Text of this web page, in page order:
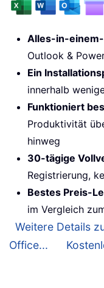
Alles-in-
Outlook &
Ein
innerhalb
Funktioniert
Produktivität
hinweg
30-tägige
Registrierung,
Bestes Preis-
im Vergleich
Weitere Details
Office...